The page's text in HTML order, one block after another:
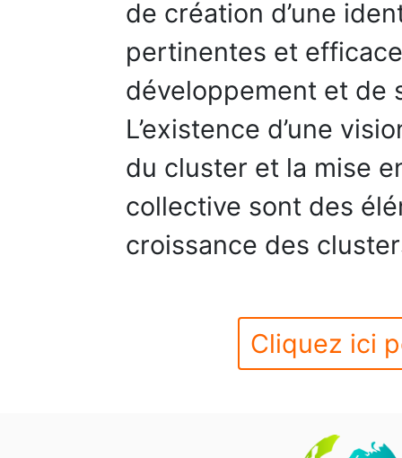
de création d’une
pertinentes et
développement et de
L’existence d’une
du cluster et la mise
collective sont des
croissance des
Cliquez ici